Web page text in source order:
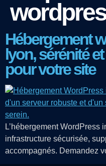
Hébergement
lyon, sérénité
pour votre site
L’hébergement WordPress
infrastructure sécurisée,
accompagnés. Demandez